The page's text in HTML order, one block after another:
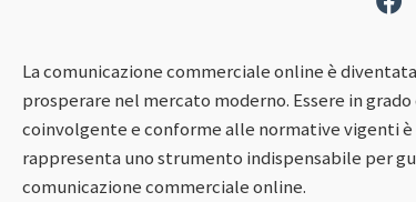
La comunicazione commerciale online è
prosperare nel mercato moderno. Essere in
coinvolgente e conforme alle normative vigenti
rappresenta uno strumento indispensabile per
comunicazione commerciale online.